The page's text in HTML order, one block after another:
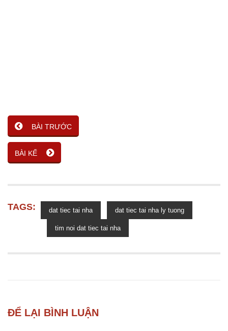
BÀI TRƯỚC
BÀI KẾ
TAGS: dat tiec tai nha dat tiec tai nha ly tuong
tim noi dat tiec tai nha
ĐỂ LẠI BÌNH LUẬN